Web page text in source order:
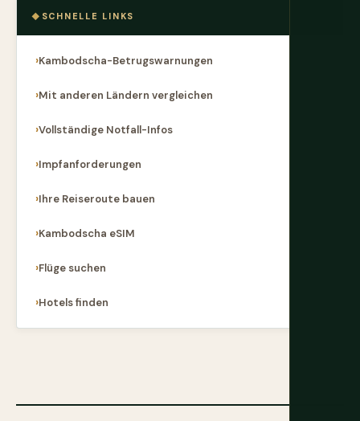
SCHNELLE LINKS
Kambodscha-Betrugswarnungen
Mit anderen Ländern vergleichen
Vollständige Notfall-Infos
Impfanforderungen
Ihre Reiseroute bauen
Kambodscha eSIM
Flüge suchen
Hotels finden